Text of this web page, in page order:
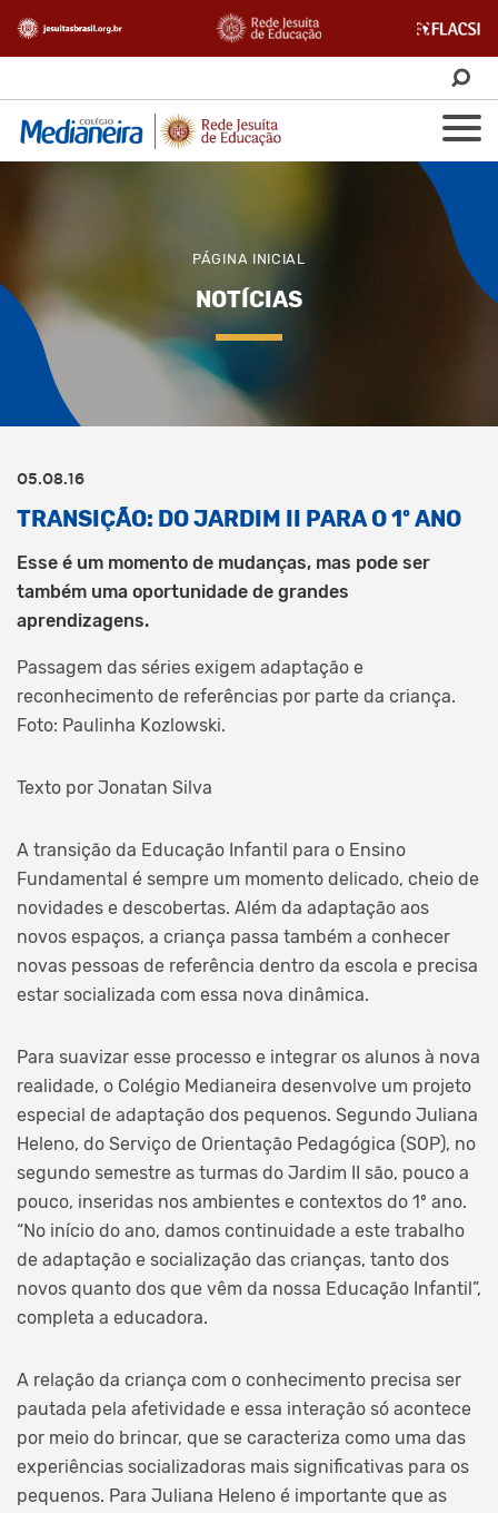
PÁGINA INICIAL
NOTÍCIAS
05.08.16
TRANSIÇÃO: DO JARDIM II PARA O 1º ANO
Esse é um momento de mudanças, mas pode ser
também uma oportunidade de grandes
aprendizagens.
Passagem das séries exigem adaptação e
reconhecimento de referências por parte da criança.
Foto: Paulinha Kozlowski.
Texto por Jonatan Silva
A transição da Educação Infantil para o Ensino
Fundamental é sempre um momento delicado, cheio de
novidades e descobertas. Além da adaptação aos
novos espaços, a criança passa também a conhecer
novas pessoas de referência dentro da escola e precisa
estar socializada com essa nova dinâmica.
Para suavizar esse processo e integrar os alunos à nova
realidade, o Colégio Medianeira desenvolve um projeto
especial de adaptação dos pequenos. Segundo Juliana
Heleno, do Serviço de Orientação Pedagógica (SOP), no
segundo semestre as turmas do Jardim II são, pouco a
pouco, inseridas nos ambientes e contextos do 1º ano.
“No início do ano, damos continuidade a este trabalho
de adaptação e socialização das crianças, tanto dos
novos quanto dos que vêm da nossa Educação Infantil”,
completa a educadora.
A relação da criança com o conhecimento precisa ser
pautada pela afetividade e essa interação só acontece
por meio do brincar, que se caracteriza como uma das
experiências socializadoras mais significativas para os
pequenos. Para Juliana Heleno é importante que as